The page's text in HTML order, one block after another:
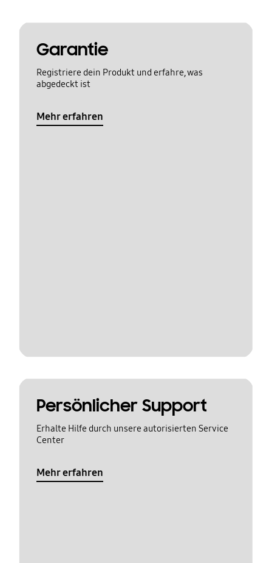
Garantie
Registriere dein Produkt und erfahre, was
abgedeckt ist
Mehr erfahren
Persönlicher Support
Erhalte Hilfe durch unsere autorisierten Service
Center
Mehr erfahren